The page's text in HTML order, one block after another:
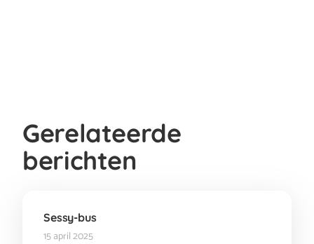
Gerelateerde
berichten
Sessy-bus
15 april 2025